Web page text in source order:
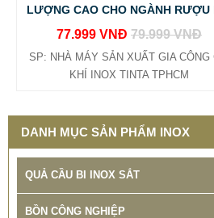
LƯỢNG CAO CHO NGÀNH RƯỢU
77.999 VNĐ 79.999 VNĐ
SP: NHÀ MÁY SẢN XUẤT GIA CÔNG
KHÍ INOX TINTA TPHCM
DANH MỤC SẢN PHẨM INOX
QUẢ CẦU BI INOX SẮT
BỒN CÔNG NGHIỆP
BẢNG GIÁ GIA CÔNG INOX
NAI VŨNG